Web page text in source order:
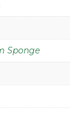
Sponge